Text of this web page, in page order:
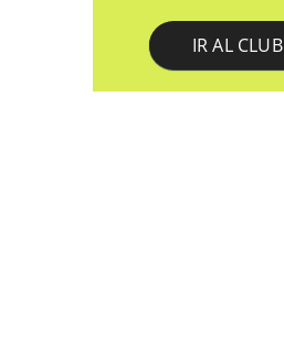
IR AL CLUB